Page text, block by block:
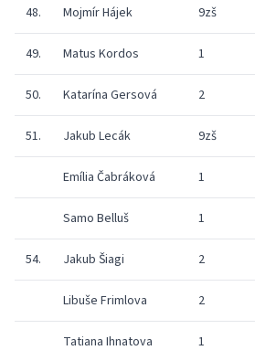
48. Mojmír Hájek 9zš
49. Matus Kordos 1
50. Katarína Gersová 2
51. Jakub Lecák 9zš
Emília Čabráková 1
Samo Belluš 1
54. Jakub Šiagi 2
Libuše Frimlova 2
Tatiana Ihnatova 1